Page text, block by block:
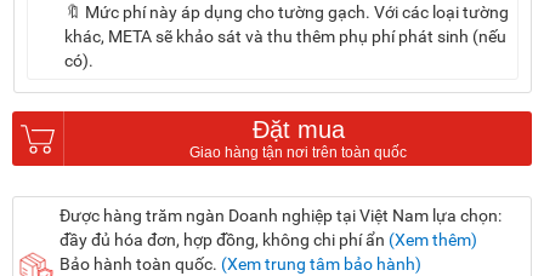
🔖 Mức phí này áp dụng cho tường gạch. Với các loại tường
khác, META sẽ khảo sát và thu thêm phụ phí phát sinh (nếu
có).
Đặt mua
Được hàng trăm ngàn Doanh nghiệp tại Việt Nam lựa chọn:
đầy đủ hóa đơn, hợp đồng, không chi phí ẩn (Xem thêm)
Bảo hành toàn quốc. (Xem trung tâm bảo hành)